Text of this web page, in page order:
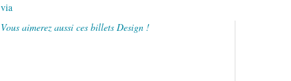
via
Vous aimerez aussi ces billets Design !